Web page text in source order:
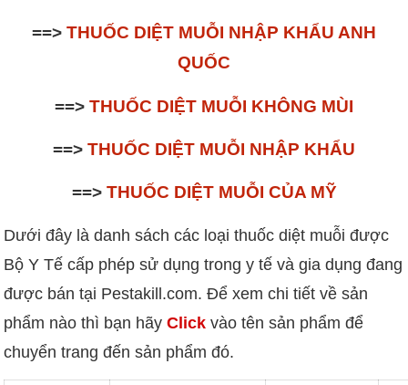
==> THUỐC DIỆT MUỖI NHẬP KHẨU ANH
QUỐC
==> THUỐC DIỆT MUỖI KHÔNG MÙI
==> THUỐC DIỆT MUỖI NHẬP KHẨU
==>THUỐC DIỆT MUỖI CỦA MỸ
Dưới đây là danh sách các loại thuốc diệt muỗi được
Bộ Y Tế cấp phép sử dụng trong y tế và gia dụng đang
được bán tại Pestakill.com. Để xem chi tiết về sản
phẩm nào thì bạn hãyClick vào tên sản phẩm để
chuyển trang đến sản phẩm đó.